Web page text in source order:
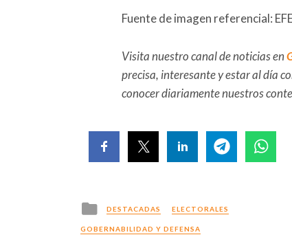
Fuente de imagen referencial:
Visita nuestro canal de noticias en
precisa, interesante y estar al día
conocer diariamente nuestros
Posted
in
DESTACADAS ELECTORALES
GOBERNABILIDAD Y DEFENSA